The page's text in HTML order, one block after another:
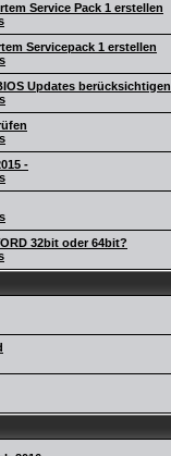
Service Pack 1 erstellen
Servicepack 1 erstellen
Updates berücksichtigen
-
32bit oder 64bit?